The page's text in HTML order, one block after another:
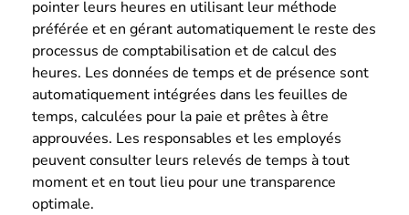
pointer leurs heures en utilisant leur méthode
préférée et en gérant automatiquement le reste des
processus de comptabilisation et de calcul des
heures. Les données de temps et de présence sont
automatiquement intégrées dans les feuilles de
temps, calculées pour la paie et prêtes à être
approuvées. Les responsables et les employés
peuvent consulter leurs relevés de temps à tout
moment et en tout lieu pour une transparence
optimale.